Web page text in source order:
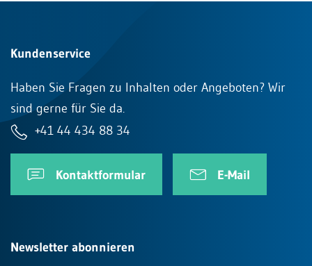
Kundenservice
Haben Sie Fragen zu Inhalten oder Angeboten? Wir
sind gerne für Sie da.
+41 44 434 88 34
Kontaktformular E-Mail
Newsletter abonnieren